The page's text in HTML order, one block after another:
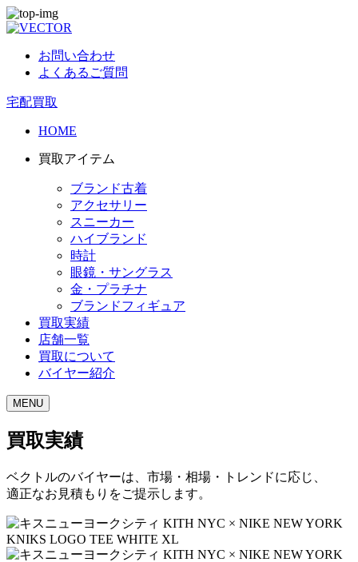
お問い合わせ
よくあるご質問
宅配買取
HOME
買取アイテム
ブランド古着
アクセサリー
スニーカー
ハイブランド
時計
眼鏡・サングラス
金・プラチナ
ブランドフィギュア
買取実績
店舗一覧
買取について
バイヤー紹介
MENU
買取実績
ベクトルのバイヤーは、市場・相場・トレンドに応じ、
適正なお見積もりをご提示します。